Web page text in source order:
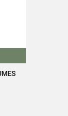
plastique
Blé